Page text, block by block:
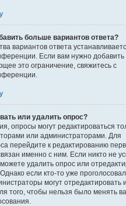
больше вариантов ответа?
вариантов ответа
Если вам нужно добавить
это ограничение, свяжитесь с
или удалить опрос?
опросы могут редактироваться
или администраторами. Для
перейдите к редактированию
именно с ним. Если никто не
удалить опрос или
если кто-то уже
могут отредактировать
того, чтобы нельзя было менять